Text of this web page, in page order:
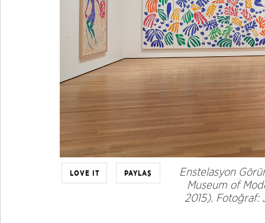
LOVE IT PAYLAŞ
Enstelasyon
Museum of
2015). Fotoğraf: